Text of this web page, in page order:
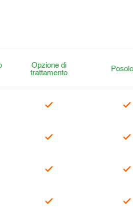
Opzione di
trattamento